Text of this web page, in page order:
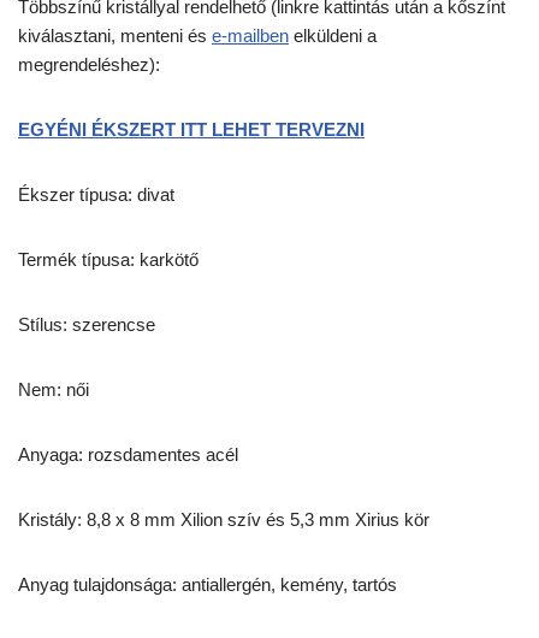
Többszínű kristállyal rendelhető (linkre kattintás után a kőszínt
kiválasztani, menteni és e-mailben elküldeni a
megrendeléshez):
EGYÉNI ÉKSZERT ITT LEHET TERVEZNI
Ékszer típusa: divat
Termék típusa: karkötő
Stílus: szerencse
Nem: női
Anyaga: rozsdamentes acél
Kristály: 8,8 x 8 mm Xilion szív és 5,3 mm Xirius kör
Anyag tulajdonsága: antiallergén, kemény, tartós